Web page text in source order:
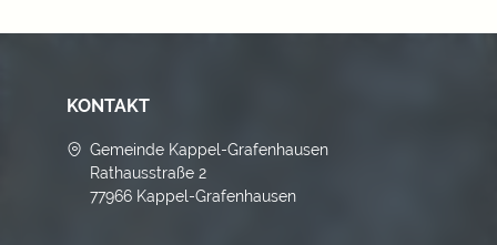
KONTAKT
Gemeinde Kappel-Grafenhausen
Rathausstraße 2
77966 Kappel-Grafenhausen